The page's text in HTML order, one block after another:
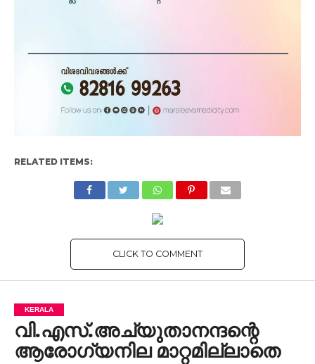
RELATED ITEMS:
CLICK TO COMMENT
KERALA
വി.എസ്.അച്യുതാനന്ദന്റെ
ആരോഗ്യനില മാറ്റമില്ലാതെ